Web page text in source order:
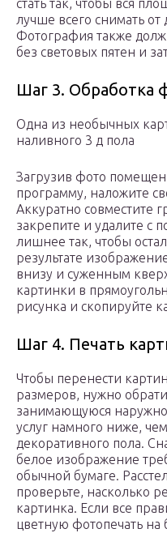
стать так, чтобы вся
лучше всего снимать
Фотография также
без световых пятен и
Шаг 3. Обработка
Одна из необычных
наливного 3 д пола
Загрузив фото
программу, наложите
Аккуратно совместите
закрепите и удалите с
лишнее так, чтобы
результате
внизу и суженным
картинки в
рисунка и скопируйте
Шаг 4. Печать
Чтобы перенести
размеров, нужно
занимающуюся
услуг намного ниже,
декоративного пола.
белое изображение
обычной бумаге.
проверьте, насколько
картинка. Если все
цветную фотопечать на